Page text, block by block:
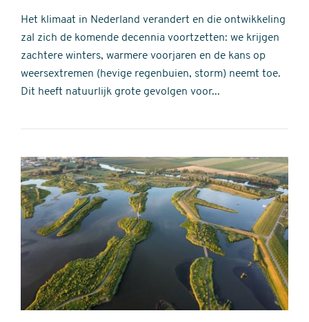
Het klimaat in Nederland verandert en die ontwikkeling
zal zich de komende decennia voortzetten: we krijgen
zachtere winters, warmere voorjaren en de kans op
weersextremen (hevige regenbuien, storm) neemt toe.
Dit heeft natuurlijk grote gevolgen voor...